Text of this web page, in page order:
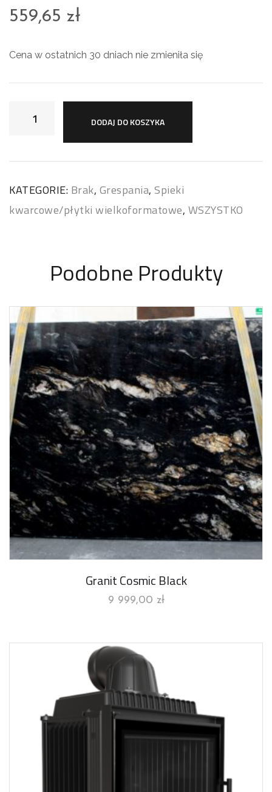
559,65 zł
Cena w ostatnich 30 dniach nie zmieniła się
DODAJ DO KOSZYKA
KATEGORIE: Brak, Grespania, Spieki
kwarcowe/płytki wielkoformatowe, WSZYSTKO
Podobne Produkty
Granit Cosmic Black
9 999,00 zł